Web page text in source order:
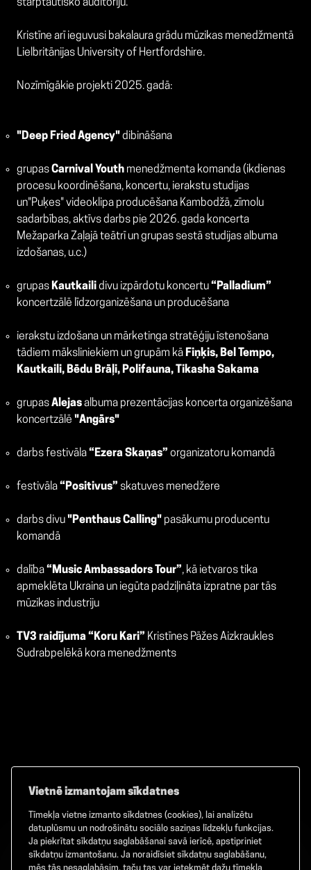
starptautisko auditoriju.
Kristīne arī ieguvusi bakalaura grādu mūzikas menedžmentā
Lielbritānijas University of Hertfordshire.
Nozīmīgākie projekti 2025. gadā:
"Deep Fried Agency"dibināšana
grupasCarnival Youth menedžmenta komanda (ikdienas
procesu koordinēšana, koncertu, ierakstu studijas
un"Puķes" videoklipa producēšana Kambodžā, zīmolu
sadarbības, aktīvs darbs pie 2026. gada koncerta
Mežaparka Zaļajā teātrī un grupas sestā studijas albuma
izdošanas, u.c.)
grupasKautkailidivu izpārdotu koncertu“Palladium”
koncertzālē līdzorganizēšana un producēšana
ierakstu izdošana un mārketinga stratēģiju īstenošana
tādiem māksliniekiem un grupām kāFiņķis, Bel Tempo,
Kautkaili, Bēdu Brāļi, Polifauna, Tikasha Sakama
grupasAlejasalbuma prezentācijas koncerta organizēšana
koncertzālē "Angārs"
darbs festivāla“Ezera Skaņas” organizatoru komandā
festivāla“Positivus” skatuves menedžere
darbs divu "Penthaus Calling" pasākumu producentu
komandā
dalība“Music Ambassadors Tour”, kā ietvaros tika
apmeklēta Ukraina un iegūta padziļināta izpratne par tās
mūzikas industriju
TV3 raidījuma “Koru Kari” Kristīnes Pāžes Aizkraukles
Sudrabpelēkā kora menedžments
Facebook TikTok Instagram
Vietnē izmantojam sīkdatnes
Tīmekļa vietne izmanto sīkdatnes (cookies), lai analizētu
datuplūsmu un nodrošinātu sociālo saziņas līdzekļu funkcijas.
Ja piekrītat sīkdatņu saglabāšanai savā ierīcē, apstipriniet
sīkdatņu izmantošanu. Ja noraidīsiet sīkdatņu saglabāšanu,